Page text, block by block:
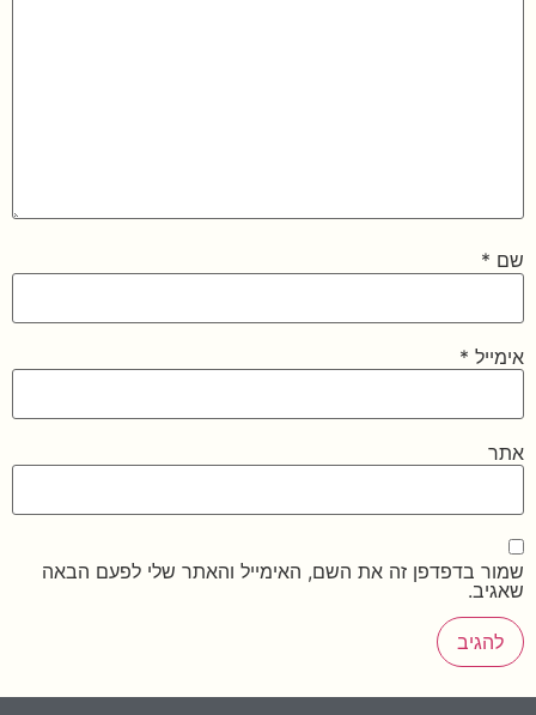
שם *
אימייל *
אתר
שמור בדפדפן זה את השם, האימייל והאתר שלי לפעם הבאה
שאגיב.